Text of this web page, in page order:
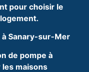
pour choisir le
à Sanary-sur-Mer
de pompe à
maisons